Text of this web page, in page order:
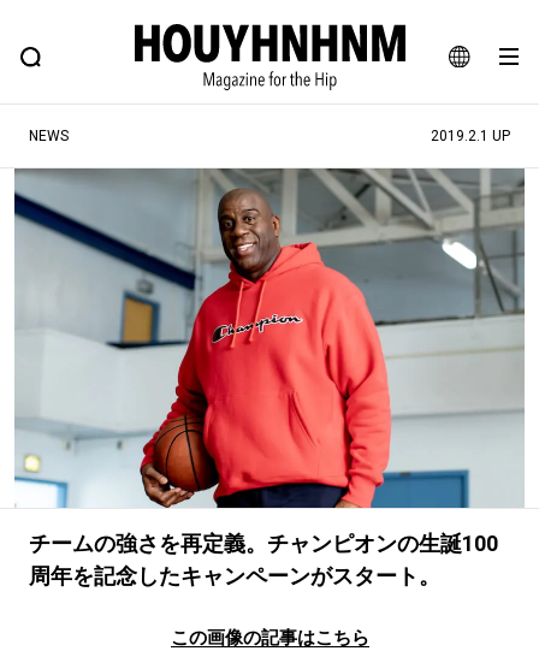
JA
EN
FEATURE BLOG SNAP
ヒップなファッション、カルチャー、ライフスタイルWEBマガジン
#注目のタグ
#SHOPPING ADDICT #憧れの逸品
#ESSENTIAL DESIGNS #古着サミット
#NEW VINTAGE #マイナーグッド図鑑
#路地裏てぃーん。 #MONTHLY JOURNAL
#GH 銘品の所以 #フイナムのYouTube
#Commune H #FOCUS IT #AH.H
#ととけん #FASHION #MUSIC
#LIFESTYLE #SNEAKER #OUTDOOR
#SPORTS #HANDSOME HANDBOOK
NEWS 2019.2.1 UP
チームの強さを再定義。チャンピオンの生誕100
周年を記念したキャンペーンがスタート。
この画像の記事はこちら